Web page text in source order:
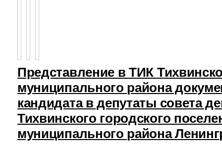
Представление в ТИК
муниципального района
кандидата в депутаты совета
Тихвинского городского
муниципального района